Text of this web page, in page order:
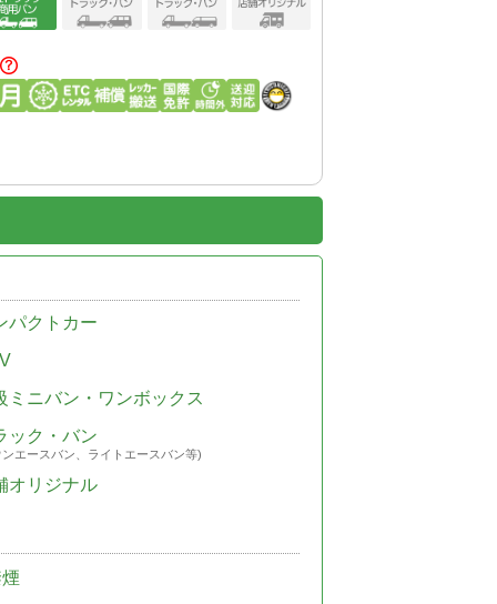
パクトカー
ミニバン・ワンボックス
ック・バン
エースバン、ライトエースバン等)
オリジナル